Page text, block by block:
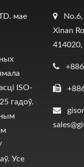
мае
ISO-
гадоў.
Усе
Xinan
414020,